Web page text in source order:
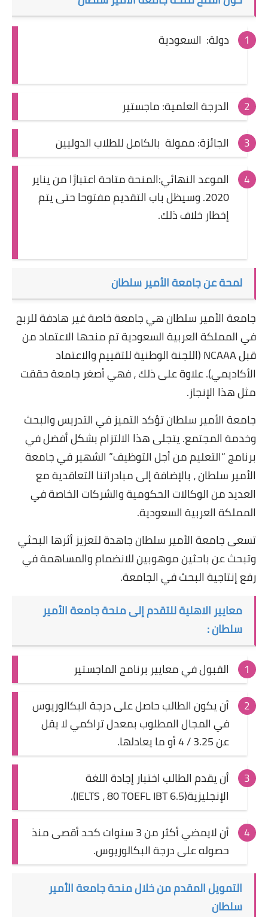
دولة: السعودية
الدرجة العلمية: ماجستير
الجائزة: ممولة بالكامل للطلاب الدوليين
الموعد النهائي:المنحة متاحة اعتبارًا من يناير
2020. وسيظل باب التقديم مفتوحا حتى يتم
إخطار خلاف ذلك.
لمحة عن جامعة الأمير سلطان
جامعة الأمير سلطان هي جامعة خاصة غير هادفة للربح
في المملكة العربية السعودية تم منحها الاعتماد من
قبل NCAAA (اللجنة الوطنية للتقييم والاعتماد
الأكاديمي). علاوة على ذلك ، فهي أصغر جامعة حققت
مثل هذا الإنجاز.
جامعة الأمير سلطان تؤكد التميز في التدريس والبحث
وخدمة المجتمع. يتجلى هذا الالتزام بشكل أفضل في
برنامج “التعليم من أجل التوظيف” الشهير في جامعة
الأمير سلطان ، بالإضافة إلى مبادراتنا التعاقدية مع
العديد من الوكالات الحكومية والشركات الخاصة في
المملكة العربية السعودية.
تسعى جامعة الأمير سلطان جاهدة لتعزيز أثرها البحثي
وتبحث عن باحثين موهوبين للانضمام والمساهمة في
رفع إنتاجية البحث في الجامعة.
معايير الاهلية للتقدم إلى منحة جامعة الأمير
سلطان :
القبول في معايير برنامج الماجستير
أن يكون الطالب حاصل على درجة البكالوريوس
في المجال المطلوب بمعدل تراكمي لا يقل
عن 3.25 / 4 أو ما يعادلها.
أن يقدم الطالب اختبار إجادة اللغة
الإنجليزية(6.5 IELTS ، 80 TOEFL IBT).
أن لايمضي أكثر من 3 سنوات كحد أقصى منذ
حصوله على درجة البكالوريوس.
التمويل المقدم من خلال منحة جامعة الأمير
سلطان